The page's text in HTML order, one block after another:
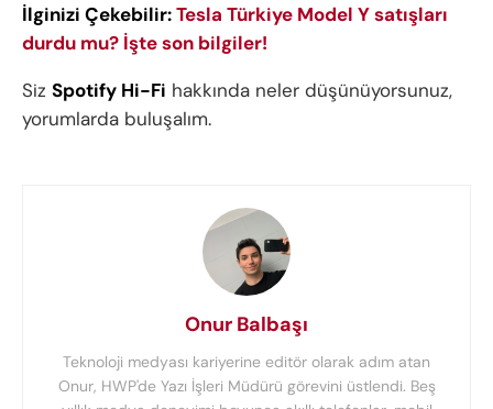
İlginizi Çekebilir:Tesla Türkiye Model Y satışları
durdu mu? İşte son bilgiler!
Siz Spotify Hi-Fi hakkında neler düşünüyorsunuz,
yorumlarda buluşalım.
Onur Balbaşı
Teknoloji medyası kariyerine editör olarak adım atan
Onur, HWP'de Yazı İşleri Müdürü görevini üstlendi. Beş